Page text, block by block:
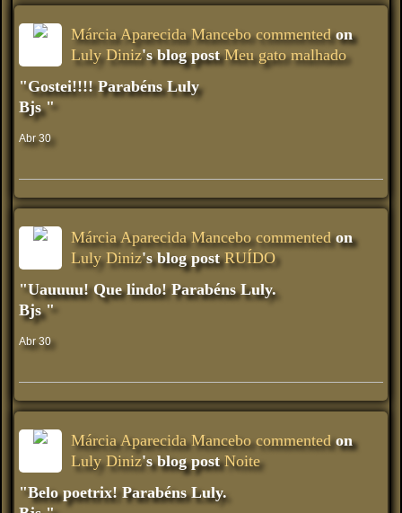
Márcia Aparecida Mancebo commentedon
Luly Diniz's blog postMeu gato malhado
"Gostei!!!! Parabéns Luly
Bjs "
Abr 30
Márcia Aparecida Mancebo commentedon
Luly Diniz's blog postRUÍDO
"Uauuuu! Que lindo! Parabéns Luly.
Bjs "
Abr 30
Márcia Aparecida Mancebo commentedon
Luly Diniz's blog postNoite
"Belo poetrix! Parabéns Luly.